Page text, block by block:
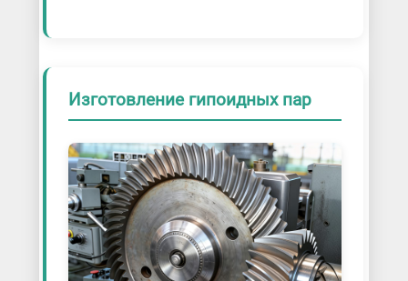
Изготовление гипоидных пар